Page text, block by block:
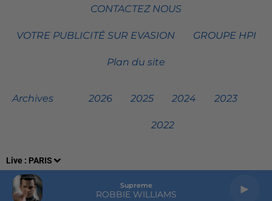
Live : PARIS
Supreme
ROBBIE WILLIAMS
CONTACTEZ NOUS
VOTRE PUBLICITÉ SUR EVASION GROUPE HPI
Plan du site
Archives 2026 2025 2024 2023
2022